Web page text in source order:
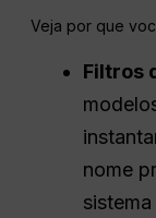
Veja por que
Filtros
nome